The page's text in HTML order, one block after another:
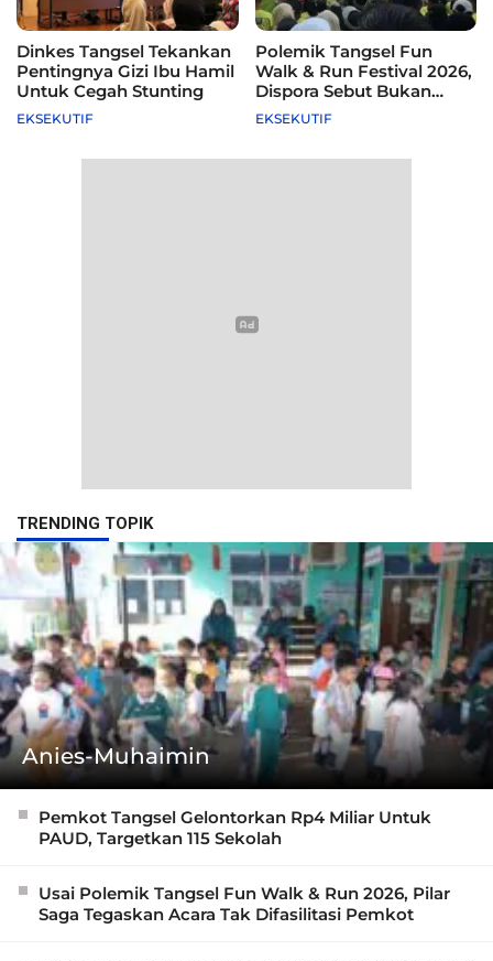
Dinkes Tangsel Tekankan
Pentingnya Gizi Ibu Hamil
Untuk Cegah Stunting
EKSEKUTIF
Polemik Tangsel Fun
Walk & Run Festival 2026,
Dispora Sebut Bukan
Agenda Pemkot
EKSEKUTIF
TRENDING TOPIK
Anies-Muhaimin
Pemkot Tangsel Gelontorkan Rp4 Miliar Untuk
PAUD, Targetkan 115 Sekolah
Usai Polemik Tangsel Fun Walk & Run 2026, Pilar
Saga Tegaskan Acara Tak Difasilitasi Pemkot